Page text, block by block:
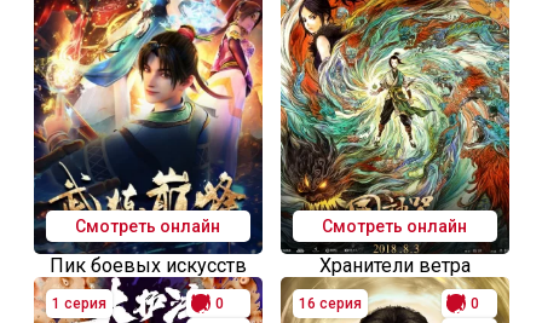
Смотреть онлайн
Пик боевых искусств
Смотреть онлайн
Хранители ветра
1 серия
0
16 серия
0